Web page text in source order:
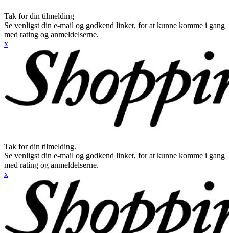
Tak for din tilmelding
Se venligst din e-mail og godkend linket, for at kunne komme i gang
med rating og anmeldelserne.
x
Tak for din tilmelding.
Se venligst din e-mail og godkend linket, for at kunne komme i gang
med rating og anmeldelserne.
x